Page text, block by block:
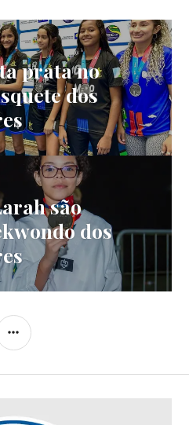
prata no
dos
são
dos